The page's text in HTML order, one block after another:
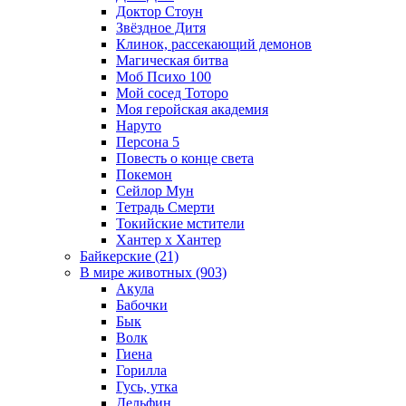
Доктор Стоун
Звёздное Дитя
Клинок, рассекающий демонов
Магическая битва
Моб Психо 100
Мой сосед Тоторо
Моя геройская академия
Наруто
Персона 5
Повесть о конце света
Покемон
Сейлор Мун
Тетрадь Смерти
Токийские мстители
Хантер х Хантер
Байкерские (21)
В мире животных (903)
Акула
Бабочки
Бык
Волк
Гиена
Горилла
Гусь, утка
Дельфин